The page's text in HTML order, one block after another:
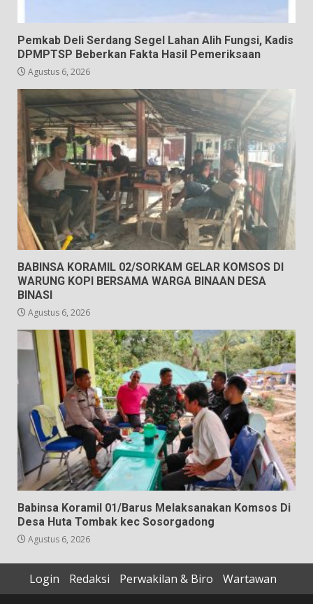
Pemkab Deli Serdang Segel Lahan Alih Fungsi, Kadis
DPMPTSP Beberkan Fakta Hasil Pemeriksaan
Agustus 6, 2026
BABINSA KORAMIL 02/SORKAM GELAR KOMSOS DI
WARUNG KOPI BERSAMA WARGA BINAAN DESA
BINASI
Agustus 6, 2026
Babinsa Koramil 01/Barus Melaksanakan Komsos Di
Desa Huta Tombak kec Sosorgadong
Agustus 6, 2026
Login Redaksi Perwakilan & Biro
Wartawan